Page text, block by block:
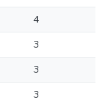
4
3
3
3